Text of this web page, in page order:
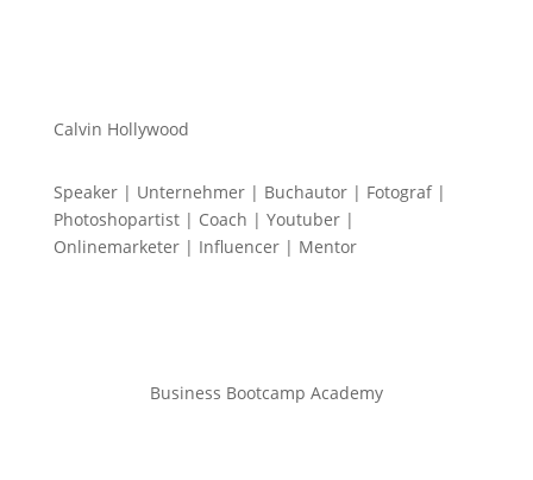
Calvin Hollywood
Speaker | Unternehmer | Buchautor | Fotograf |
Photoshopartist | Coach | Youtuber |
Onlinemarketer | Influencer | Mentor
Business Bootcamp Academy